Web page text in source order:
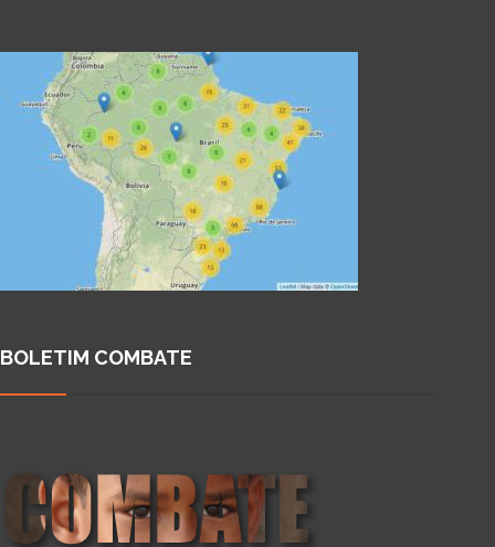
BOLETIM COMBATE